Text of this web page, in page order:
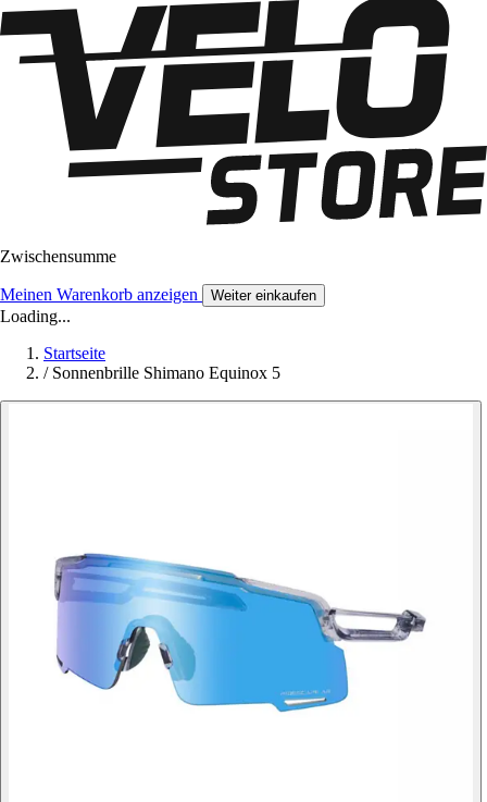
Zwischensumme
Meinen Warenkorb anzeigen Weiter einkaufen
Loading...
Startseite
/ Sonnenbrille Shimano Equinox 5